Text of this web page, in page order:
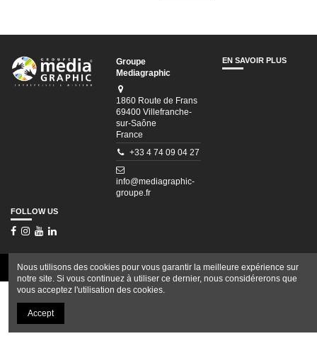
Groupe
Mediagraphic
1860 Route de Frans
69400 Villefranche-
sur-Saône
France
+33 4 74 09 04 27
info@mediagraphic-
groupe.fr
EN SAVOIR PLUS
FOLLOW US
Tous droits réservés © Groupe Mediagraphic
Nous utilisons des cookies pour vous garantir la meilleure expérience sur
notre site. Si vous continuez à utiliser ce dernier, nous considérerons que
vous acceptez l'utilisation des cookies.
Accept